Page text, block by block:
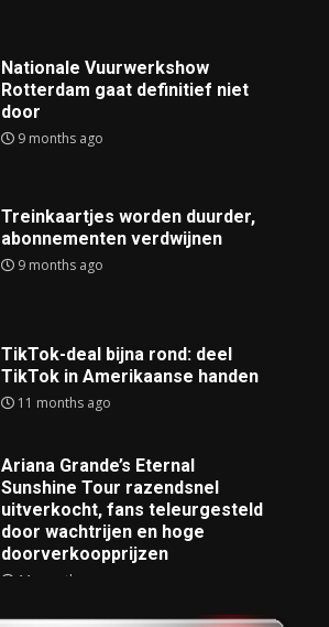
Nationale Vuurwerkshow
Rotterdam gaat definitief niet
door
9 months ago
Treinkaartjes worden duurder,
abonnementen verdwijnen
9 months ago
TikTok-deal bijna rond: deel
TikTok in Amerikaanse handen
11 months ago
Ariana Grande’s Eternal
Sunshine Tour razendsnel
uitverkocht, fans teleurgesteld
door wachtrijen en hoge
doorverkoopprijzen
11 months ago